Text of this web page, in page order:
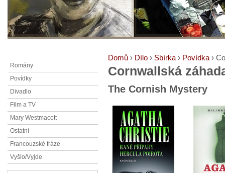
Domů › Dílo › Sbírka › Povídka ›
Cornwallská
The Cornish Mystery
Romány
Povídky
Divadlo
Film a TV
Mary Westmacott
Ostatní
Francouzské fráze
Vyšlo/Vyjde